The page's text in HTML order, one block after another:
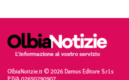
OlbiaNotizie.it © 2026 Damos Editore S.r.l.s